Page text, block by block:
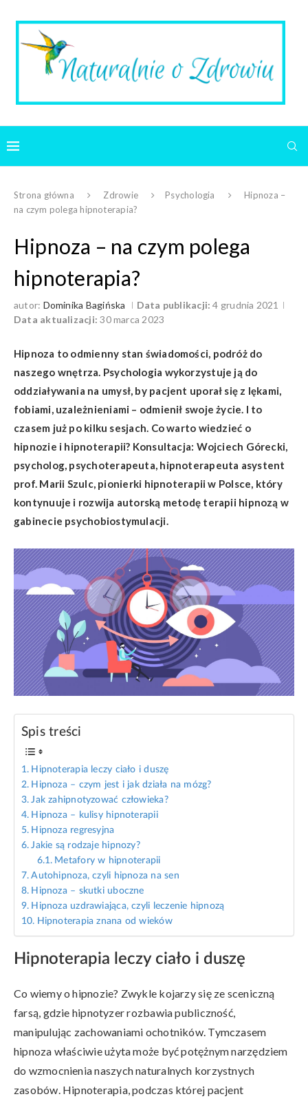
Strona główna Zdrowie Psychologia
Hipnoza –
na czym polega hipnoterapia?
Hipnoza – na czym polega
hipnoterapia?
autor: Dominika Bagińska Data publikacji: 4 grudnia 2021
Data aktualizacji: 30 marca 2023
Hipnoza to odmienny stan świadomości, podróż do
naszego wnętrza. Psychologia wykorzystuje ją do
oddziaływania na umysł, by pacjent uporał się z lękami,
fobiami, uzależnieniami – odmienił swoje życie. I to
czasem już po kilku sesjach. Co warto wiedzieć o
hipnozie i hipnoterapii? Konsultacja: Wojciech Górecki,
psycholog, psychoterapeuta, hipnoterapeuta asystent
prof. Marii Szulc, pionierki hipnoterapii w Polsce, który
kontynuuje i rozwija autorską metodę terapii hipnozą w
gabinecie psychobiostymulacji.
Spis treści
Hipnoterapia leczy ciało i duszę
Hipnoza – czym jest i jak działa na mózg?
Jak zahipnotyzować człowieka?
Hipnoza – kulisy hipnoterapii
Hipnoza regresyjna
Jakie są rodzaje hipnozy?
Metafory w hipnoterapii
Autohipnoza, czyli hipnoza na sen
Hipnoza – skutki uboczne
Hipnoza uzdrawiająca, czyli leczenie hipnozą
Hipnoterapia znana od wieków
Hipnoterapia leczy ciało i duszę
Co wiemy o hipnozie? Zwykle kojarzy się ze sceniczną
farsą, gdzie hipnotyzer rozbawia publiczność,
manipulując zachowaniami ochotników. Tymczasem
hipnoza właściwie użyta może być potężnym narzędziem
do wzmocnienia naszych naturalnych korzystnych
zasobów. Hipnoterapia, podczas której pacjent